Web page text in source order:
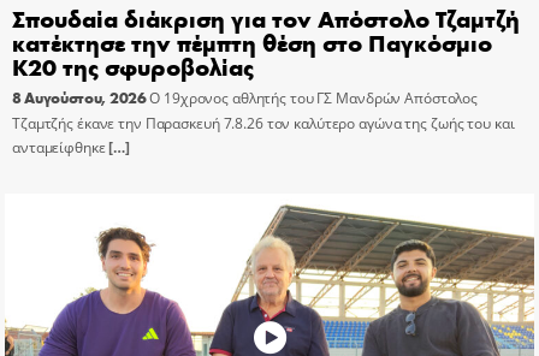
Σπουδαία διάκριση για τον Απόστολο Τζαμτζή
κατέκτησε την πέμπτη θέση στο Παγκόσμιο
Κ20 της σφυροβολίας
8 Αυγούστου, 2026Ο 19χρονος αθλητής του ΓΣ Μανδρών Απόστολος
Τζαμτζής έκανε την Παρασκευή 7.8.26 τον καλύτερο αγώνα της ζωής του και
ανταμείφθηκε[…]